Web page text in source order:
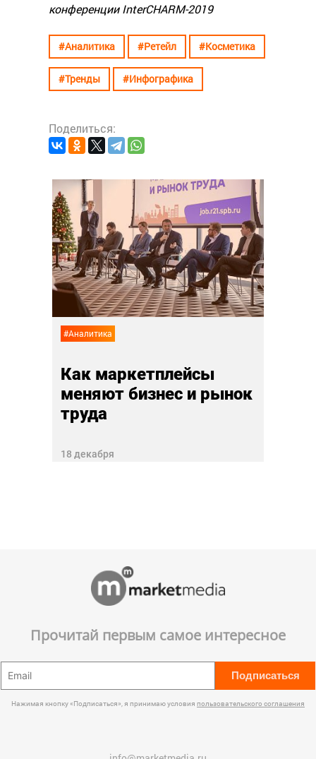
конференции InterCHARM-2019
#Аналитика #Ретейл #Косметика
#Тренды #Инфографика
Поделиться:
#Аналитика
Как маркетплейсы
меняют бизнес и рынок
труда
18 декабря
Прочитай первым самое интересное
Подписаться
Нажимая кнопку «Подписаться», я принимаю условия пользовательского соглашения